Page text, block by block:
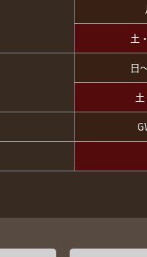
土
日